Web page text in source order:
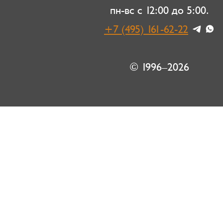
пн-вс с 12:00 до 5:00.
+7 (495) 161-62-22
© 1996–2026